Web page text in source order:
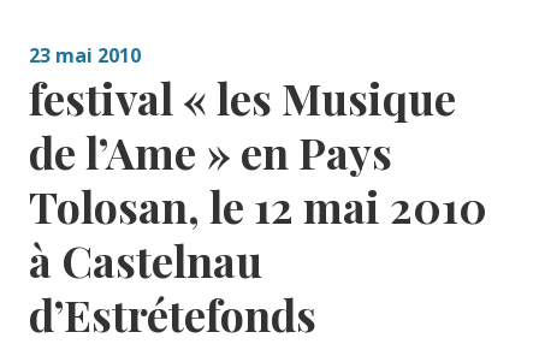
23 mai 2010
festival « les Musique
de l’Ame » en Pays
Tolosan, le 12 mai 2010
à Castelnau
d’Estrétefonds